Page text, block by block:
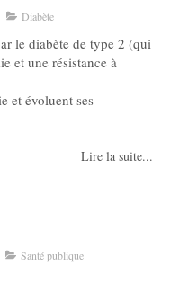
Diabète
le diabète de type 2 (qui
et une résistance à
et évoluent ses
Lire la suite...
Santé publique